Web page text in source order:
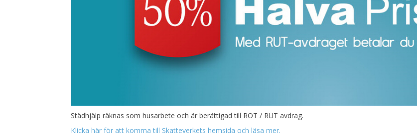
Städhjälp räknas som husarbete och är berättigad till ROT / RUT avdrag.
Klicka här för att komma till Skatteverkets hemsida och läsa mer.